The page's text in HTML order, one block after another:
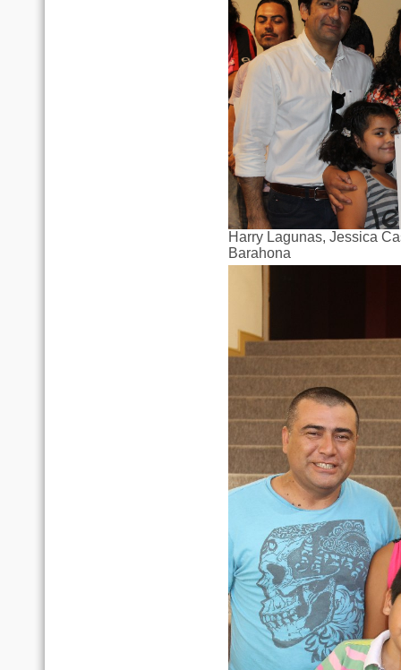
Harry Lagunas, Jessica
Barahona